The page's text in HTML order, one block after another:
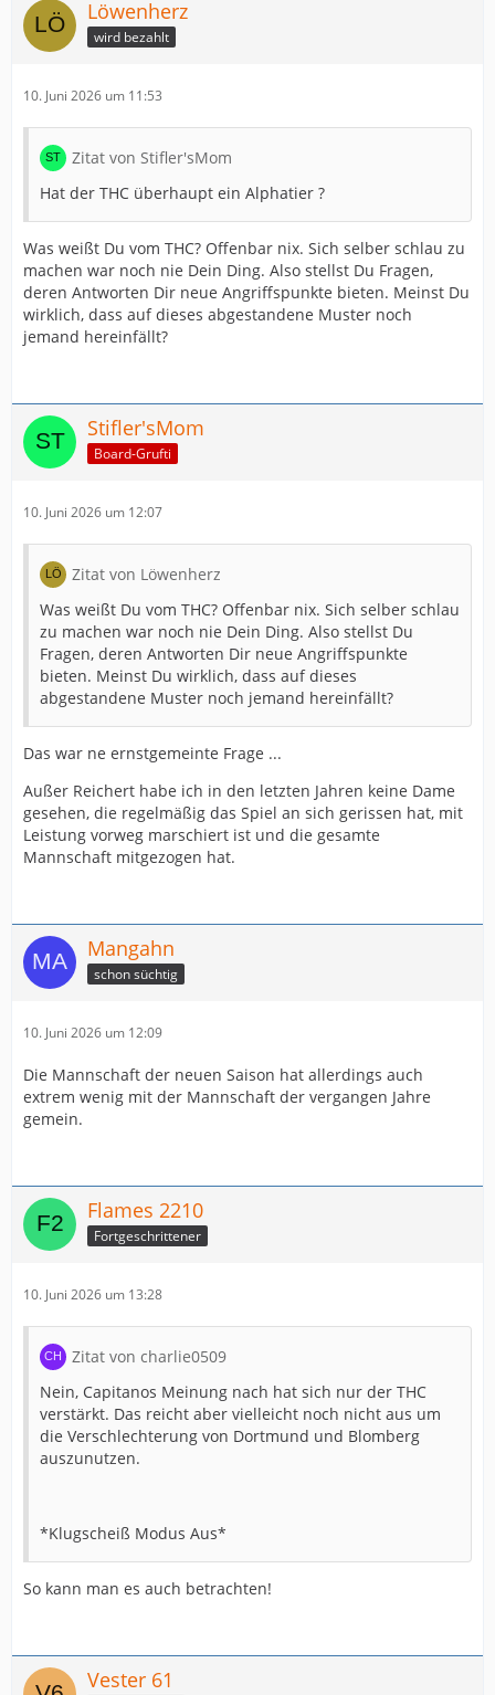
Löwenherz
wird bezahlt
10. Juni 2026 um 11:53
Zitat von Stifler'sMom
Hat der THC überhaupt ein Alphatier ?
Was weißt Du vom THC? Offenbar nix. Sich selber schlau zu
machen war noch nie Dein Ding. Also stellst Du Fragen,
deren Antworten Dir neue Angriffspunkte bieten. Meinst Du
wirklich, dass auf dieses abgestandene Muster noch
jemand hereinfällt?
Stifler'sMom
Board-Grufti
10. Juni 2026 um 12:07
Zitat von Löwenherz
Was weißt Du vom THC? Offenbar nix. Sich selber schlau
zu machen war noch nie Dein Ding. Also stellst Du
Fragen, deren Antworten Dir neue Angriffspunkte
bieten. Meinst Du wirklich, dass auf dieses
abgestandene Muster noch jemand hereinfällt?
Das war ne ernstgemeinte Frage ...
Außer Reichert habe ich in den letzten Jahren keine Dame
gesehen, die regelmäßig das Spiel an sich gerissen hat, mit
Leistung vorweg marschiert ist und die gesamte
Mannschaft mitgezogen hat.
Mangahn
schon süchtig
10. Juni 2026 um 12:09
Die Mannschaft der neuen Saison hat allerdings auch
extrem wenig mit der Mannschaft der vergangen Jahre
gemein.
Flames 2210
Fortgeschrittener
10. Juni 2026 um 13:28
Zitat von charlie0509
Nein, Capitanos Meinung nach hat sich nur der THC
verstärkt. Das reicht aber vielleicht noch nicht aus um
die Verschlechterung von Dortmund und Blomberg
auszunutzen.
*Klugscheiß Modus Aus*
So kann man es auch betrachten!
Vester 61